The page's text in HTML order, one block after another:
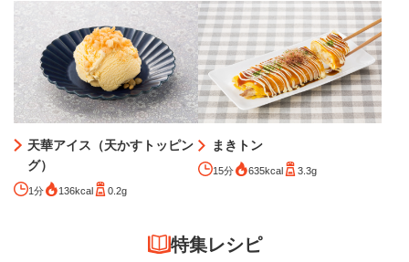
天華アイス（天かすトッピン
グ）
1分 136kcal 0.2g
まきトン
15分 635kcal 3.3g
特集レシピ